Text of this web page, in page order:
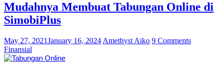
Mudahnya Membuat Tabungan Online di
SimobiPlus
May 27, 2021January 16, 2024 Amethyst Aiko 9 Comments
Finansial